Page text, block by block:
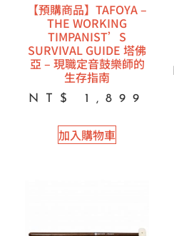
【預購商品】TAFOYA –
THE WORKING
TIMPANIST’S
SURVIVAL GUIDE 塔佛
亞 – 現職定音鼓樂師的
生存指南
NT$ 1,899
加入購物車